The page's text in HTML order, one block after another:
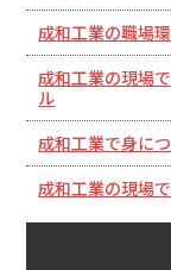
成和工業の職場
成和工業の現場
ル
成和工業で身に
成和工業の現場